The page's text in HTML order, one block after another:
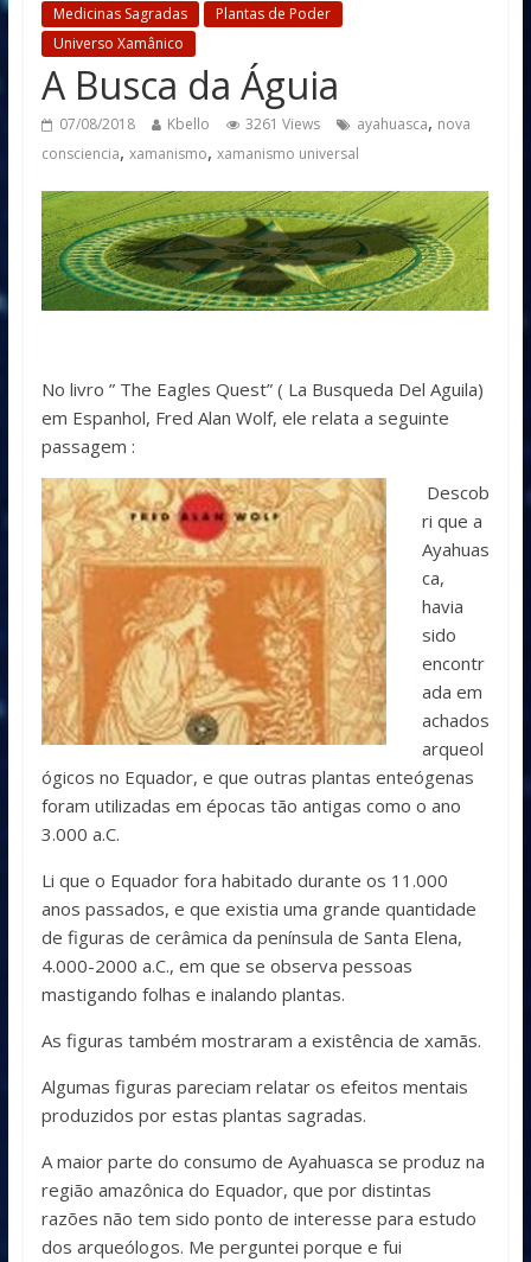
Medicinas Sagradas
Plantas de Poder
Universo Xamânico
A Busca da Águia
07/08/2018 Kbello 3261 Views ayahuasca, nova
consciencia, xamanismo, xamanismo universal
No livro ” The Eagles Quest” ( La Busqueda Del Aguila)
em Espanhol, Fred Alan Wolf, ele relata a seguinte
passagem :
Descob
ri que a
Ayahuas
ca,
havia
sido
encontr
ada em
achados
arqueol
ógicos no Equador, e que outras plantas enteógenas
foram utilizadas em épocas tão antigas como o ano
3.000 a.C.
Li que o Equador fora habitado durante os 11.000
anos passados, e que existia uma grande quantidade
de figuras de cerâmica da península de Santa Elena,
4.000-2000 a.C., em que se observa pessoas
mastigando folhas e inalando plantas.
As figuras também mostraram a existência de xamãs.
Algumas figuras pareciam relatar os efeitos mentais
produzidos por estas plantas sagradas.
A maior parte do consumo de Ayahuasca se produz na
região amazônica do Equador, que por distintas
razões não tem sido ponto de interesse para estudo
dos arqueólogos. Me perguntei porque e fui